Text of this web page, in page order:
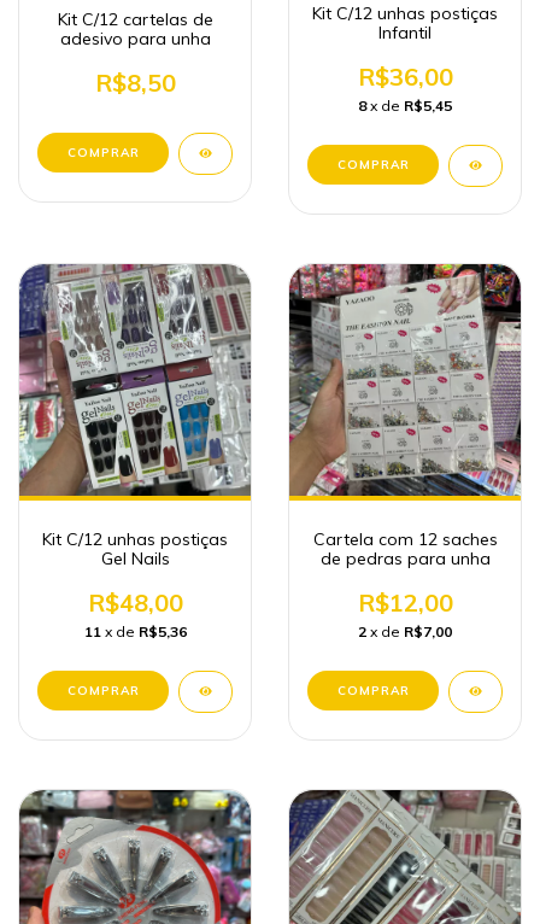
Kit C/12 cartelas de
adesivo para unha
R$8,50
Kit C/12 unhas postiças
Infantil
R$36,00
8 x de R$5,45
Kit C/12 unhas postiças
Gel Nails
R$48,00
11 x de R$5,36
Cartela com 12 saches
de pedras para unha
R$12,00
2 x de R$7,00